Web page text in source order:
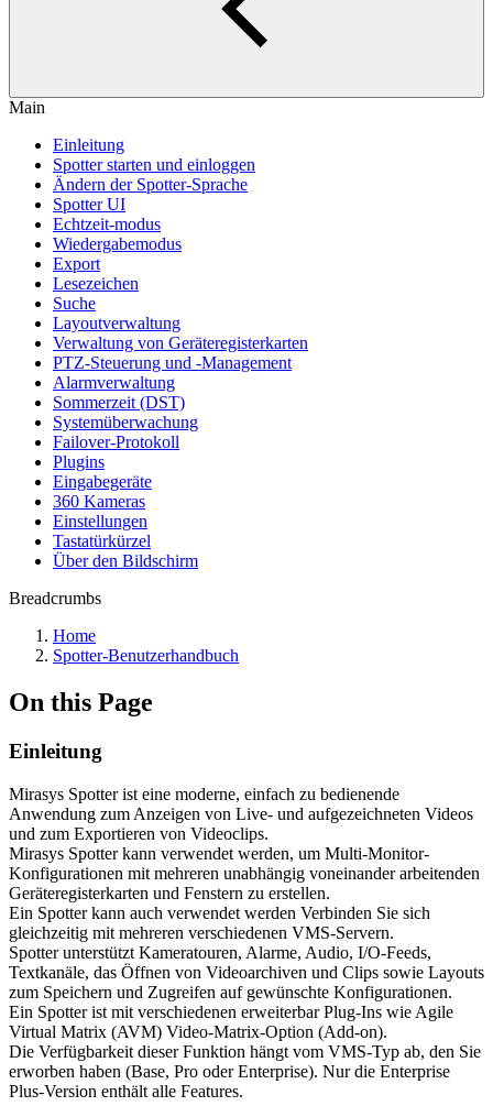
Main
Einleitung
Spotter starten und einloggen
Ändern der Spotter-Sprache
Spotter UI
Echtzeit-modus
Wiedergabemodus
Export
Lesezeichen
Suche
Layoutverwaltung
Verwaltung von Geräteregisterkarten
PTZ-Steuerung und -Management
Alarmverwaltung
Sommerzeit (DST)
Systemüberwachung
Failover-Protokoll
Plugins
Eingabegeräte
360 Kameras
Einstellungen
Tastatürkürzel
Über den Bildschirm
Breadcrumbs
Home
Spotter-Benutzerhandbuch
On this Page
Einleitung
Mirasys Spotter ist eine moderne, einfach zu bedienende
Anwendung zum Anzeigen von Live- und aufgezeichneten Videos
und zum Exportieren von Videoclips.
Mirasys Spotter kann verwendet werden, um Multi-Monitor-
Konfigurationen mit mehreren unabhängig voneinander arbeitenden
Geräteregisterkarten und Fenstern zu erstellen.
Ein Spotter kann auch verwendet werden Verbinden Sie sich
gleichzeitig mit mehreren verschiedenen VMS-Servern.
Spotter unterstützt Kameratouren, Alarme, Audio, I/O-Feeds,
Textkanäle, das Öffnen von Videoarchiven und Clips sowie Layouts
zum Speichern und Zugreifen auf gewünschte Konfigurationen.
Ein Spotter ist mit verschiedenen erweiterbar Plug-Ins wie Agile
Virtual Matrix (AVM) Video-Matrix-Option (Add-on).
Die Verfügbarkeit dieser Funktion hängt vom VMS-Typ ab, den Sie
erworben haben (Base, Pro oder Enterprise). Nur die Enterprise
Plus-Version enthält alle Features.